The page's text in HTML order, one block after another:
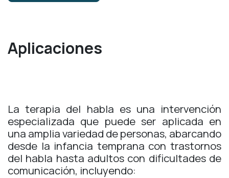
Aplicaciones
La terapia del habla es una intervención
especializada que puede ser aplicada en
una amplia variedad de personas, abarcando
desde la infancia temprana con trastornos
del habla hasta adultos con dificultades de
comunicación, incluyendo: